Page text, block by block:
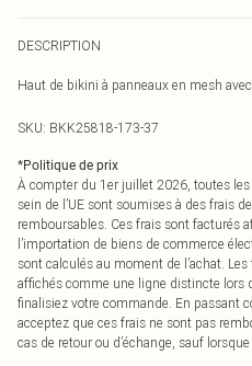
DESCRIPTION
Haut de bikini à panneaux en mesh
SKU: BKK25818-173-37
*Politique de prix
À compter du 1er juillet 2026, toutes
sein de l’UE sont soumises à des frais
remboursables. Ces frais sont facturés
l’importation de biens de commerce
sont calculés au moment de l’achat.
affichés comme une ligne distincte lors
finalisiez votre commande. En passant
acceptez que ces frais ne sont pas
cas de retour ou d’échange, sauf